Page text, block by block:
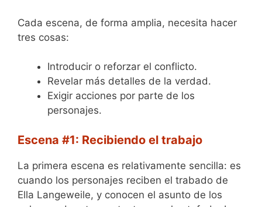
Cada escena, de forma amplia, necesita hacer
tres cosas:
Introducir o reforzar el conflicto.
Revelar más detalles de la verdad.
Exigir acciones por parte de los
personajes.
Escena #1: Recibiendo el trabajo
La primera escena es relativamente sencilla: es
cuando los personajes reciben el trabado de
Ella Langeweile, y conocen el asunto de los